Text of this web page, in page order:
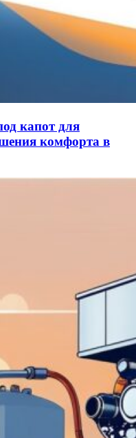
капот для
комфорта в